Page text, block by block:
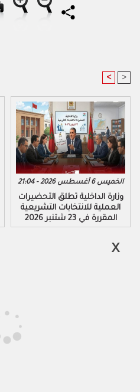
< >
الخميس 6 أغسطس 2026 - 21:04
وزارة الداخلية تطلق التحضيرات
العملية للانتخابات التشريعية
المقررة في 23 شتنبر 2026